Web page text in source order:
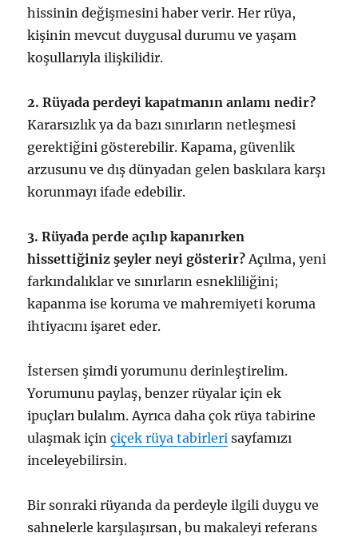
hissinin değişmesini haber verir. Her rüya,
kişinin mevcut duygusal durumu ve yaşam
koşullarıyla ilişkilidir.
2. Rüyada perdeyi kapatmanın anlamı nedir?
Kararsızlık ya da bazı sınırların netleşmesi
gerektiğini gösterebilir. Kapama, güvenlik
arzusunu ve dış dünyadan gelen baskılara karşı
korunmayı ifade edebilir.
3. Rüyada perde açılıp kapanırken
hissettiğiniz şeyler neyi gösterir?Açılma, yeni
farkındalıklar ve sınırların esnekliliğini;
kapanma ise koruma ve mahremiyeti koruma
ihtiyacını işaret eder.
İstersen şimdi yorumunu derinleştirelim.
Yorumunu paylaş, benzer rüyalar için ek
ipuçları bulalım. Ayrıca daha çok rüya tabirine
ulaşmak içinçiçek rüya tabirleri sayfamızı
inceleyebilirsin.
Bir sonraki rüyanda da perdeyle ilgili duygu ve
sahnelerle karşılaşırsan, bu makaleyi referans